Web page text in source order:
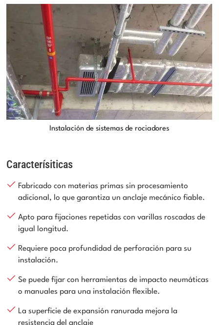
Instalación de sistemas de rociadores
Caracterísiticas
Fabricado con materias primas sin procesamiento
adicional, lo que garantiza un anclaje mecánico fiable.
Apto para fijaciones repetidas con varillas roscadas de
igual longitud.
Requiere poca profundidad de perforación para su
instalación.
Se puede fijar con herramientas de impacto neumáticas
o manuales para una instalación flexible.
La superficie de expansión ranurada mejora la
resistencia del anclaje